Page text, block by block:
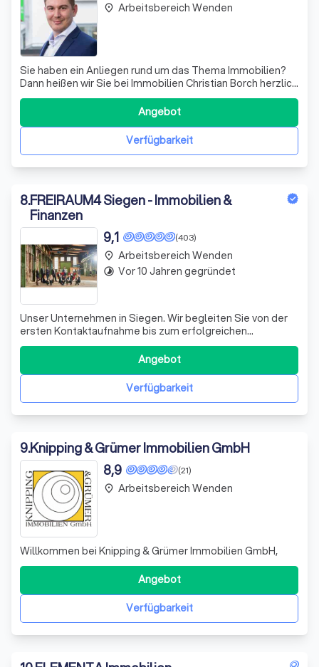
Sie haben ein Anliegen rund um das Thema Immobilien?
Dann heißen wir Sie bei Immobilien Christian Borch herzlich
willkommen. Wir sind ein junges, inhabergeführtes
Unternehmen, dessen Name in der Region Oberberg,
Rheinisch-Bergischer Kreis und Rhein-Sieg-Kreis sowie
der Region Köln-Bonn fest etablier
Verfügbarkeit
Angebot
place Arbeitsbereich Wenden
8.FREIRAUM4 Siegen - Immobilien &
Finanzen
(403)
9,1
Unser Unternehmen in Siegen. Wir begleiten Sie von der
ersten Kontaktaufnahme bis zum erfolgreichen
Immobiliengeschäft – und auch danach. Regelmäßige
Top-Bewertungen in unabhängigen Portalen bestätigen
uns in unserem hohen Qualitätsanspruch. Vertrauen Sie
unserer langjährigen Erfahrung und Branchen
Verfügbarkeit
Angebot
place Arbeitsbereich Wenden
timelapse Vor 10 Jahren gegründet
9.Knipping & Grümer Immobilien GmbH
(21)
8,9
Willkommen bei Knipping & Grümer Immobilien GmbH,
Verfügbarkeit
Angebot
place Arbeitsbereich Wenden